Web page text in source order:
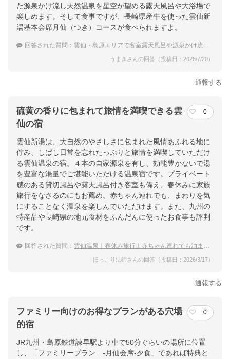
た源泉かけ流し天然温泉を星空が望める露天風呂や大浴場で
楽しめます。そして食事ですが、長崎県産牛を使った雲仙新
湯基本会席月仙（つき）コースが食べられますよ。
回答された質問： 雲仙・島原エリアで客室露天風呂や源泉かけ流しを楽しむ大人の贅沢宿
うまきさんの回答（投稿日：2026/7/20）
通報する
硫黄の香りに包まれて旅情を満喫できる雲
仙の宿
0
雲仙新湯は、大自然のやさしさに包まれた風情あふれる地に
佇み、しばし日常を忘れたっぷりと旅情を満喫していただけ
る雲仙温泉の宿。４本の自家源泉を有し、効能豊かないで湯
を豊富な湯量でご堪能いただける温泉宿です。プライベート
感のある貸切風呂や露天風呂付き客室も備え、春休みに家族
旅行をなさるのにもお薦め。赤ちゃん連れでも、まわりを気
にすることなく温泉を楽しんでいただけます。また、九州の
特産品や長崎県の地元食材をふんだんに使ったお食事も評判
です。
回答された質問： 雲仙温泉｜春休み旅行！赤ちゃん連れでも泊まりやすい宿は？
ほっこり法師さんの回答（投稿日：2026/3/17）
通報する
ファミリー向けのお得なプランがある穴場
的宿
0
JR九州・島原鉄道諫早駅より車で50分ぐらいの場所に位置
し、「ファミリープラン -月仙会席-夕食」であれば特典と